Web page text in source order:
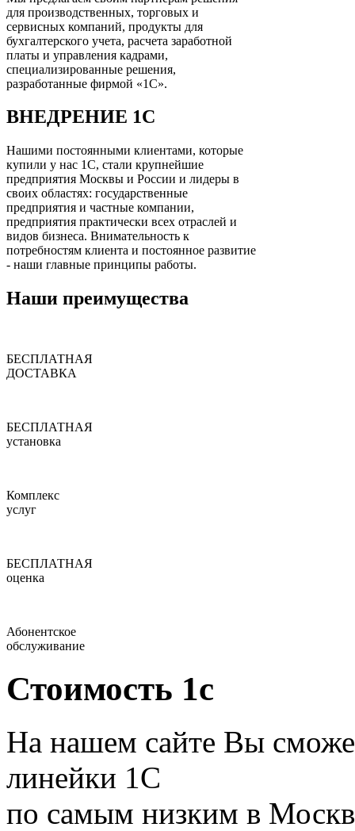
для производственных, торговых и
сервисных компаний, продукты для
бухгалтерского учета, расчета заработной
платы и управления кадрами,
специализированные решения,
разработанные фирмой «1С».
ВНЕДРЕНИЕ 1С
Нашими постоянными клиентами, которые
купили у нас 1С, стали крупнейшие
предприятия Москвы и России и лидеры в
своих областях: государственные
предприятия и частные компании,
предприятия практически всех отраслей и
видов бизнеса. Внимательность к
потребностям клиента и постоянное развитие
- наши главные принципы работы.
Наши преимущества
БЕСПЛАТНАЯ
ДОСТАВКА
БЕСПЛАТНАЯ
установка
Комплекс
услуг
БЕСПЛАТНАЯ
оценка
Абонентское
обслуживание
Стоимость 1с
На нашем сайте Вы
линейки 1С
по самым низким в